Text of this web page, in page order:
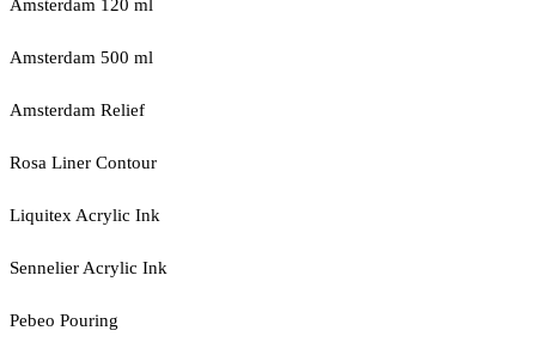
Amsterdam 120 ml
Amsterdam 500 ml
Amsterdam Relief
Rosa Liner Contour
Liquitex Acrylic Ink
Sennelier Acrylic Ink
Pebeo Pouring